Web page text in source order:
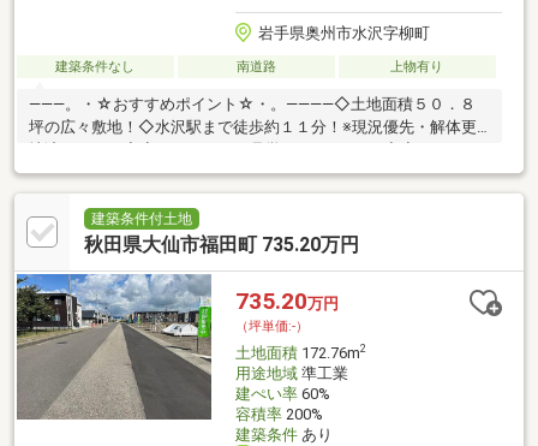
岩手県奥州市水沢字柳町
建築条件なし 南道路 上物有り
―――。・☆おすすめポイント☆・。――――◇土地面積５０．８
坪の広々敷地！◇水沢駅まで徒歩約１１分！※現況優先・解体更
は、お客様のご都合に合わせていつでもご案内させていただきま
す。お仕事終わりなどの夜間や早朝などお気軽にご相談ください
♪☆実際に見て、触れて感じる安心の住まい探しを体験してくだ
さい♪☆物件情報だけでなく、地域の特色などエリア情報もお伝
中！担当：吉田まで【090-1379-8699】お気軽にお問い合わせくだ
さい♪
建築条件付土地
秋田県大仙市福田町 735.20万円
735.20万円
（坪単価:-）
土地面積172.76m2
用途地域準工業
建ぺい率60%
容積率200%
建築条件あり